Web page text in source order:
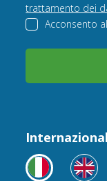
trattamento dei
Acconsento